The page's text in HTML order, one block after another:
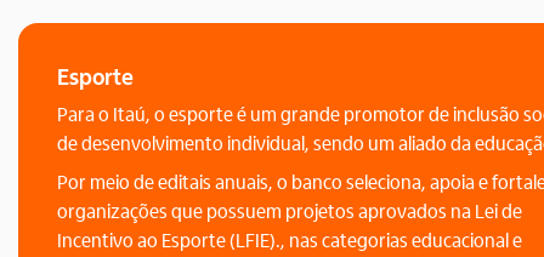
Esporte
Para o Itaú, o esporte é um grande promotor de inclusão
de desenvolvimento individual, sendo um aliado da
Por meio de editais anuais, o banco seleciona, apoia e
organizações que possuem projetos aprovados na Lei de
Incentivo ao Esporte (LFIE)., nas categorias educacional e